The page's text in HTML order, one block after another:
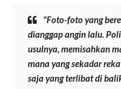
"Foto-foto yang
dianggap angin lalu.
usulnya, memisahkan
mana yang sekadar
saja yang terlibat di